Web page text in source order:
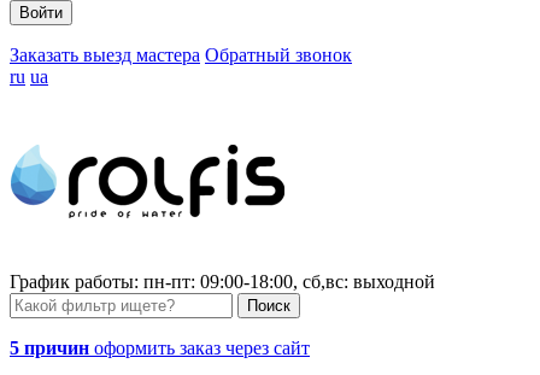
Заказать выезд мастера Обратный звонок
ru ua
График работы: пн-пт: 09:00-18:00, сб,вс: выходной
5 причин оформить заказ через сайт